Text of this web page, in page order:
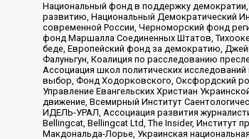
Национальный фонд в поддержку
развитию, Национальный Демократический
современной России, Черноморский фонд
фонд Маршалла Соединенных Штатов,
беде, Европейский фонд за демократию,
Фалуньгун, Коалиция по расследованию
Ассоциация школ политических
выбор, Фонд Ходорковского, Оксфордский
Управление Евангельских Христиан
движение, Всемирный Институт
ИДЕЛЬ-УРАЛ, Ассоциация развития
Bellingcat, Bellingcat Ltd, The Insider, Институт
Макдональда-Лорье, Украинская